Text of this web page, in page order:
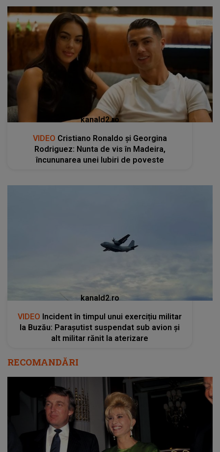
kanald2.ro
VIDEO Cristiano Ronaldo și Georgina
Rodriguez: Nunta de vis în Madeira,
încununarea unei Iubiri de poveste
kanald2.ro
VIDEO Incident în timpul unui exercițiu militar
la Buzău: Parașutist suspendat sub avion și
alt militar rănit la aterizare
RECOMANDĂRI